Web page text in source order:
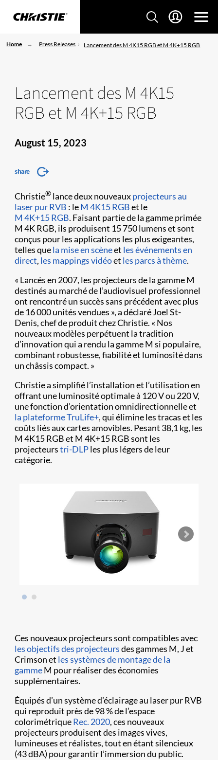
Home Press Releases Lancement des M 4K15 RGB et M 4K+15 RGB
Lancement des M 4K15
RGB et M 4K+15 RGB
August 15, 2023
share
Christie® lance deux nouveauxprojecteurs au
laser pur RVB : leM 4K15 RGBet le
M 4K+15 RGB. Faisant partie de la gamme primée
M 4K RGB, ils produisent 15 750 lumens et sont
conçus pour les applications les plus exigeantes,
telles quela mise en scèneet les événements en
direct, les mappings vidéoet les parcs à thème.
« Lancés en 2007, les projecteurs de la gamme M
destinés au marché de l’audiovisuel professionnel
ont rencontré un succès sans précédent avec plus
de 16 000 unités vendues », a déclaré Joel St-
Denis, chef de produit chez Christie. « Nos
nouveaux modèles perpétuent la tradition
d’innovation qui a rendu la gamme M si populaire,
combinant robustesse, fiabilité et luminosité dans
un châssis compact. »
Christie a simplifié l’installation et l’utilisation en
offrant une luminosité optimale à 120 V ou 220 V,
une fonction d’orientation omnidirectionnelle et
la plateforme TruLife+, qui élimine les tracas et les
coûts liés aux cartes amovibles. Pesant 38,1 kg, les
M 4K15 RGB et M 4K+15 RGB sont les
projecteurstri-DLPles plus légers de leur
catégorie.
Ces nouveaux projecteurs sont compatibles avec
les objectifs des projecteursdes gammes M, J et
Crimson et les systèmes de montage de la
gammeM pour réaliser des économies
supplémentaires.
Équipés d’un système d’éclairage au laser pur RVB
qui reproduit près de 98 % de l’espace
colorimétriqueRec. 2020, ces nouveaux
projecteurs produisent des images vives,
lumineuses et réalistes, tout en étant silencieux
(43 dBA) pour garantir l’immersion du public.